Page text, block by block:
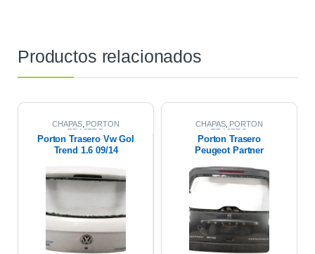
Productos relacionados
CHAPAS, PORTON
TRASERO
Porton Trasero Vw Gol
Trend 1.6 09/14
CHAPAS, PORTON
TRASERO
Porton Trasero
Peugeot Partner
2012